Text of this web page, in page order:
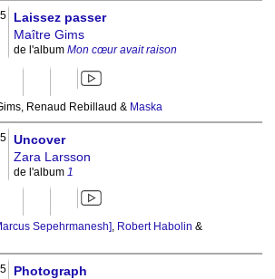
Laissez passer
Maître Gims
de l'album Mon cœur avait raison
Renaud Rebillaud & Maska
Uncover
Zara Larsson
de l'album 1
Sepehrmanesh], Robert Habolin &
Photograph